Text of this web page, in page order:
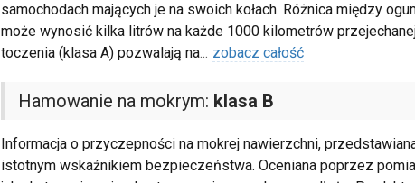
samochodach mających je na swoich kołach. Różnica między
może wynosić kilka litrów na każde 1000 kilometrów
toczenia (klasa A) pozwalają na... zobacz całość
Hamowanie na mokrym: klasa B
Informacja o przyczepności na mokrej nawierzchni,
istotnym wskaźnikiem bezpieczeństwa. Oceniana poprzez